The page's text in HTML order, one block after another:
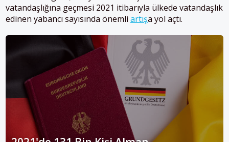
vatandaşlığına geçmesi 2021 itibarıyla ülkede vatandaşlık
edinen yabancı sayısında önemli artışa yol açtı.